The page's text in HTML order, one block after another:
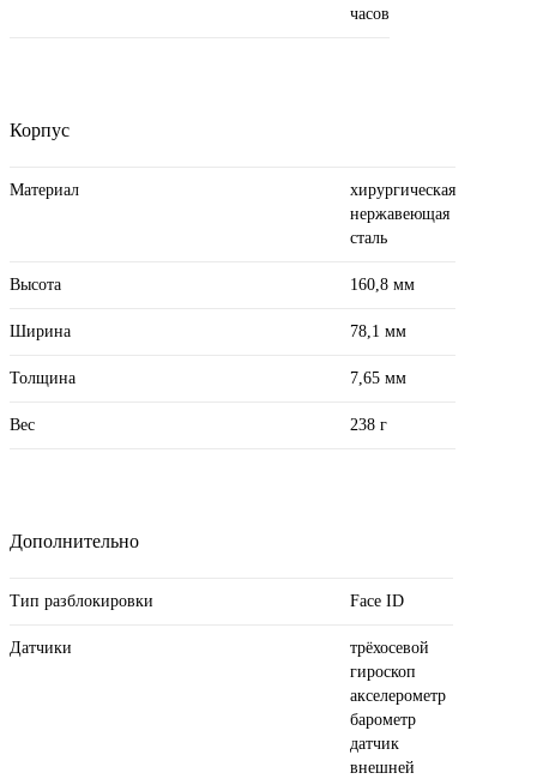
часов
Корпус
Материал
хирургическая
нержавеющая
сталь
Высота 160,8 мм
Ширина 78,1 мм
Толщина 7,65 мм
Вес 238 г
Дополнительно
Тип разблокировки Face ID
Датчики
трёхосевой
гироскоп
акселерометр
барометр
датчик
внешней